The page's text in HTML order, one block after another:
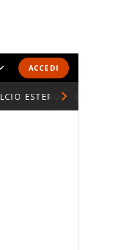
ACCEDI
E CLASSIFICHE
ESTERO